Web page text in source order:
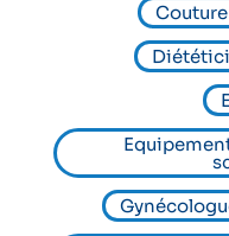
Couture